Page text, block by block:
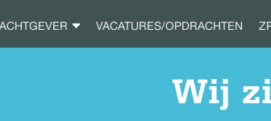
VACATURES/OPDRACHTEN
Wij